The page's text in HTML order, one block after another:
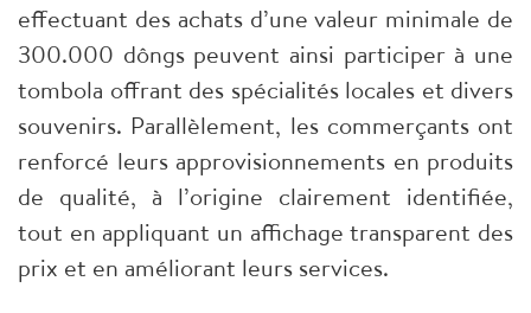
effectuant des achats d’une valeur minimale de
300.000 dôngs peuvent ainsi participer à une
tombola offrant des spécialités locales et divers
souvenirs. Parallèlement, les commerçants ont
renforcé leurs approvisionnements en produits
de qualité, à l’origine clairement identifiée,
tout en appliquant un affichage transparent des
prix et en améliorant leurs services.